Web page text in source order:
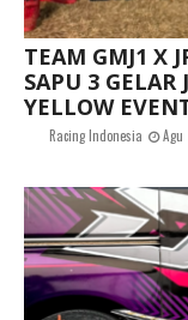
TEAM GMJ1 X
SAPU 3
YELLOW
Racing Indonesia